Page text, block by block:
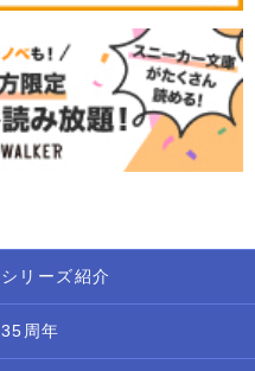
シリーズ紹介
35周年